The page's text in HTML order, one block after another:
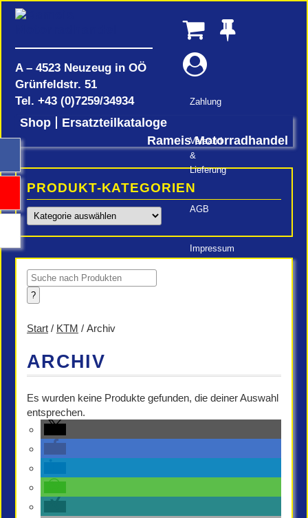
A – 4523 Neuzeug in OÖ
Grünfeldstr. 51
Tel. +43 (0)7259/34934 Zahlung
Versand
&
Lieferung
AGB
Impressum
Shop
Ersatzteilkataloge
Rameis Motorradhandel
PRODUKT-KATEGORIEN
Products
search
?
Start / KTM / Archiv
ARCHIV
Es wurden keine Produkte gefunden, die deiner Auswahl
entsprechen.